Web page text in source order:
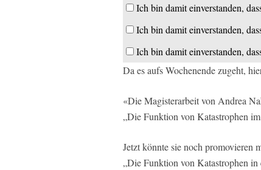
Ich bin damit einverstanden,
Ich bin damit einverstanden,
Ich bin damit einverstanden,
Da es aufs Wochenende zugeht,
«Die Magisterarbeit von Andrea
„Die Funktion von Katastrophen
Jetzt könnte sie noch promovieren
„Die Funktion von Katastrophen in